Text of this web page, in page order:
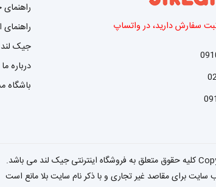
سفارش دارید، در واتساپ
راهنمای
جیک لند
درباره ما
باشگاه
سایت برای مقاصد غیر تجاری و با ذکر نام سایت بلا مانع است